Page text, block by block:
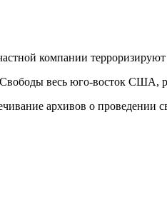
компании
весь юго-восток США,
архивов о